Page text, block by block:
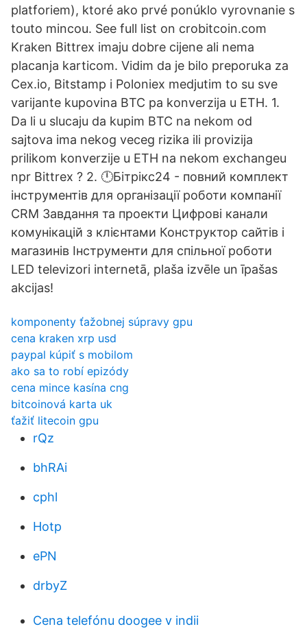
platforiem), ktoré ako prvé ponúklo vyrovnanie s
touto mincou. See full list on crobitcoin.com
Kraken Bittrex imaju dobre cijene ali nema
placanja karticom. Vidim da je bilo preporuka za
Cex.io, Bitstamp i Poloniex medjutim to su sve
varijante kupovina BTC pa konverzija u ETH. 1.
Da li u slucaju da kupim BTC na nekom od
sajtova ima nekog veceg rizika ili provizija
prilikom konverzije u ETH na nekom exchangeu
npr Bittrex ? 2. 🕛Бітрікс24 - повний комплект
інструментів для організації роботи компанії
CRM Завдання та проекти Цифрові канали
комунікацій з клієнтами Конструктор сайтів і
магазинів Інструменти для спільної роботи
LED televizori internetā, plaša izvēle un īpašas
akcijas!
komponenty ťažobnej súpravy gpu
cena kraken xrp usd
paypal kúpiť s mobilom
ako sa to robí epizódy
cena mince kasína cng
bitcoinová karta uk
ťažiť litecoin gpu
rQz
bhRAi
cphl
Hotp
ePN
drbyZ
Cena telefónu doogee v indii